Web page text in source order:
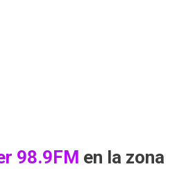
98.9FM en la zona